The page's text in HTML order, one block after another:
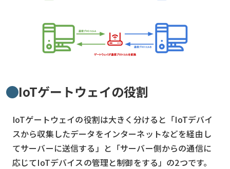
IoTゲートウェイの役割
IoTゲートウェイの役割は大きく分けると「IoTデバイ
スから収集したデータをインターネットなどを経由し
てサーバーに送信する」と「サーバー側からの通信に
応じてIoTデバイスの管理と制御をする」の2つです。